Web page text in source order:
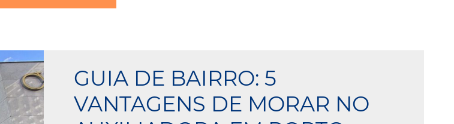
GUIA DE BAIRRO: 5
VANTAGENS DE MORAR NO